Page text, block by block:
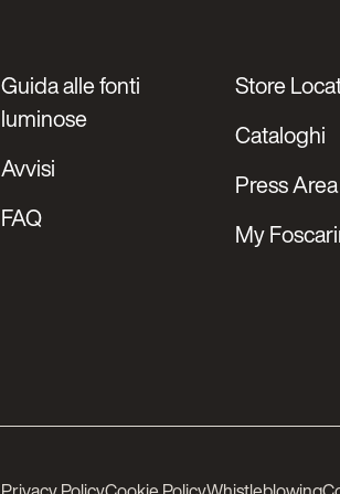
Guida alle fonti
luminose
Avvisi
FAQ
Store
Cataloghi
Press Area
My